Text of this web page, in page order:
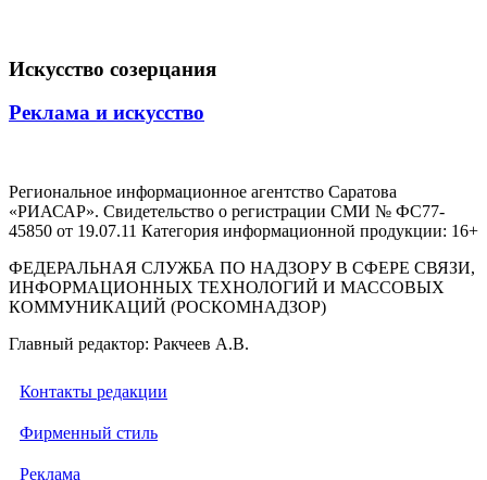
Искусство созерцания
Реклама и искусство
Региональное информационное агентство Саратова
«РИАСАР». Свидетельство о регистрации СМИ № ФС77-
45850 от 19.07.11 Категория информационной продукции: 16+
ФЕДЕРАЛЬНАЯ СЛУЖБА ПО НАДЗОРУ В СФЕРЕ СВЯЗИ,
ИНФОРМАЦИОННЫХ ТЕХНОЛОГИЙ И МАССОВЫХ
КОММУНИКАЦИЙ (РОСКОМНАДЗОР)
Главный редактор: Ракчеев А.В.
Контакты редакции
Фирменный стиль
Реклама